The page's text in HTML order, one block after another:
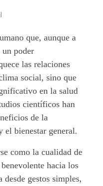
que, aunque a
un poder
las relaciones
social, sino que
en la salud
científicos han
de la
el bienestar general.
como la cualidad de
hacia los
desde gestos simples,